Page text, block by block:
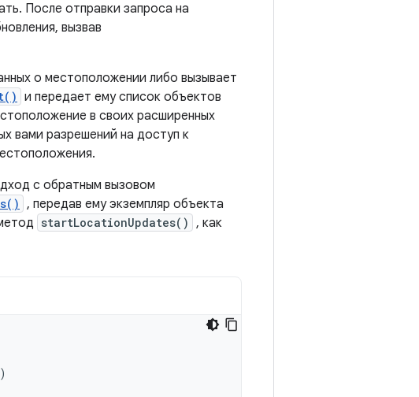
После отправки запроса на
вызвав
о местоположении либо вызывает
и передает ему список объектов
в своих расширенных
вами разрешений на доступ к
с обратным вызовом
, передав ему экземпляр объекта
startLocationUpdates() , как